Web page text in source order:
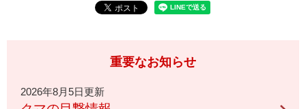
重要なお知らせ
2026年8月5日更新